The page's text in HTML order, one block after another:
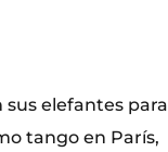
elefantes para
tango en París,